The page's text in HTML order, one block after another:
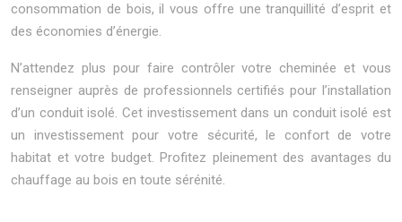
consommation de bois, il vous offre une tranquillité d’esprit et
des économies d’énergie.
N’attendez plus pour faire contrôler votre cheminée et vous
renseigner auprès de professionnels certifiés pour l’installation
d’un conduit isolé. Cet investissement dans un conduit isolé est
un investissement pour votre sécurité, le confort de votre
habitat et votre budget. Profitez pleinement des avantages du
chauffage au bois en toute sérénité.